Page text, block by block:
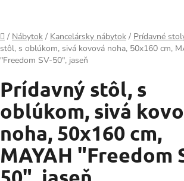
Domov
/ Nábytok / Kancelársky nábytok / Prídavné
stôl, s oblúkom, sivá kovová noha, 50x160 cm,
"Freedom SV-50", jaseň
Prídavný stôl, s
oblúkom, sivá
noha, 50x160 cm,
MAYAH "Freedom